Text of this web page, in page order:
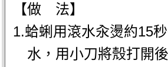
【做 法】
1.蛤蜊用滾水汆燙約15
水，用小刀將殼打開